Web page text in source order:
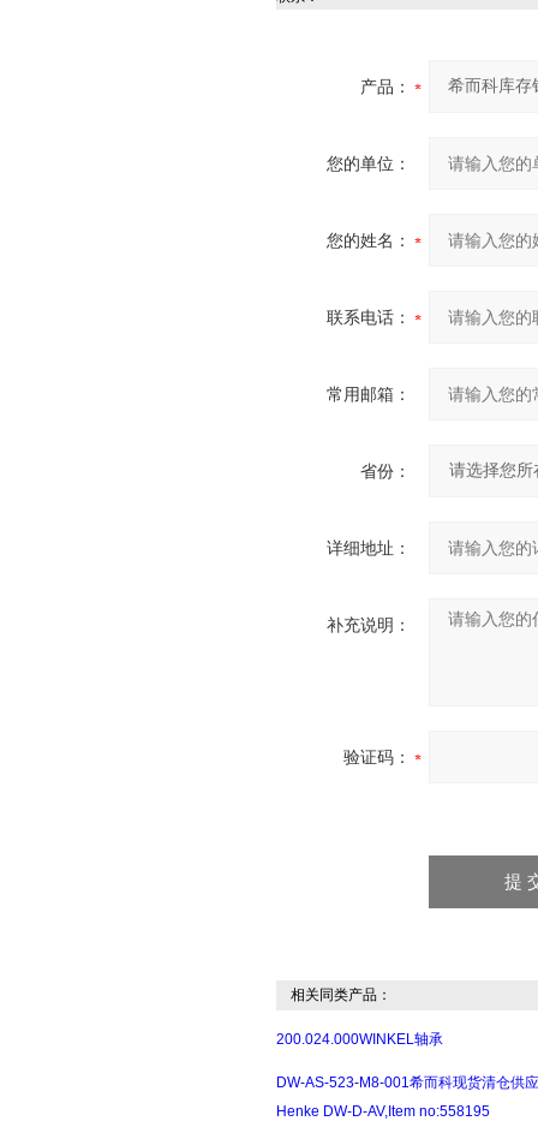
产品：
您的单位：
您的姓名：
联系电话：
常用邮箱：
省份：
详细地址：
补充说明：
验证码：
相关同类产品：
200.024.000WINKEL轴承
DW-AS-523-M8-001希而科现货清仓供应
Henke DW-D-AV,Item no:558195